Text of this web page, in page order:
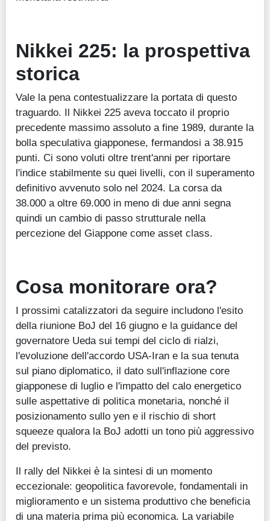
Nikkei 225: la prospettiva
storica
Vale la pena contestualizzare la portata di questo
traguardo. Il Nikkei 225 aveva toccato il proprio
precedente massimo assoluto a fine 1989, durante la
bolla speculativa giapponese, fermandosi a 38.915
punti. Ci sono voluti oltre trent'anni per riportare
l'indice stabilmente su quei livelli, con il superamento
definitivo avvenuto solo nel 2024. La corsa da
38.000 a oltre 69.000 in meno di due anni segna
quindi un cambio di passo strutturale nella
percezione del Giappone come asset class.
Cosa monitorare ora?
I prossimi catalizzatori da seguire includono l'esito
della riunione BoJ del 16 giugno e la guidance del
governatore Ueda sui tempi del ciclo di rialzi,
l'evoluzione dell'accordo USA-Iran e la sua tenuta
sul piano diplomatico, il dato sull'inflazione core
giapponese di luglio e l'impatto del calo energetico
sulle aspettative di politica monetaria, nonché il
posizionamento sullo yen e il rischio di short
squeeze qualora la BoJ adotti un tono più aggressivo
del previsto.
Il rally del Nikkei è la sintesi di un momento
eccezionale: geopolitica favorevole, fondamentali in
miglioramento e un sistema produttivo che beneficia
di una materia prima più economica. La variabile